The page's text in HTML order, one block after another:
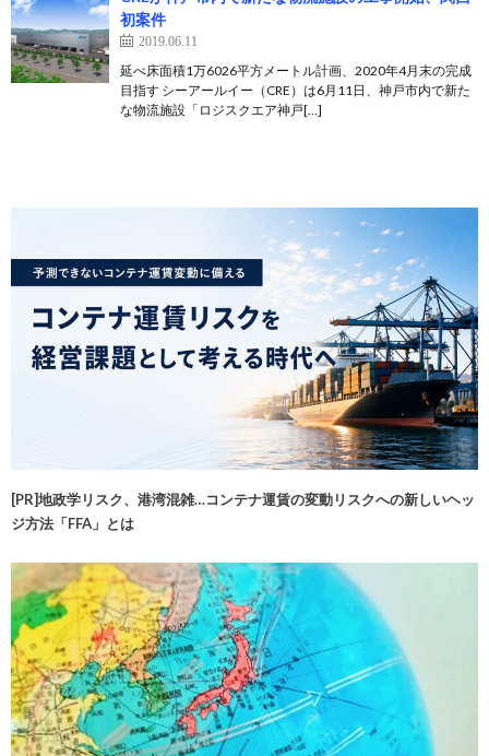
初案件
2019.06.11
延べ床面積1万6026平方メートル計画、2020年4月末の完成
目指す シーアールイー（CRE）は6月11日、神戸市内で新た
な物流施設「ロジスクエア神戸[…]
[PR]地政学リスク、港湾混雑…コンテナ運賃の変動リスクへの新しいヘッ
ジ方法「FFA」とは